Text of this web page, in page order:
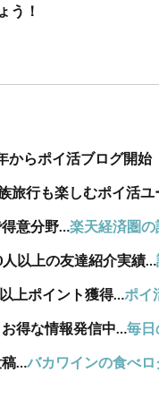
う！
からポイ活ブログ開始
旅行も楽しむポイ活ユ
意分野…楽天経済圏の
以上の友達紹介実績…
上ポイント獲得…ポイ
得な情報発信中…毎日
稿…バカワインの食べ